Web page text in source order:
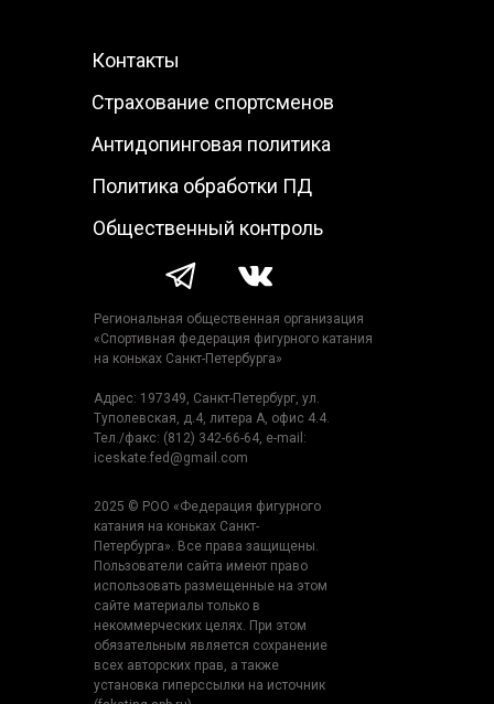
Страхование спортсменов
Антидопинговая политика
Общественный контроль
Контакты
Политика обработки ПД
Региональная общественная организация
«Спортивная федерация фигурного катания
на коньках Санкт-Петербурга»
Адрес: 197349, Санкт-Петербург, ул.
Туполевская, д.4, литера А, офис 4.4.
Тел./факс: (812) 342-66-64, e-mail:
iceskate.fed@gmail.com
2025 © РОО «Федерация фигурного
катания на коньках Санкт-
Петербурга». Все права защищены.
Пользователи сайта имеют право
использовать размещенные на этом
сайте материалы только в
некоммерческих целях. При этом
обязательным является сохранение
всех авторских прав, а также
установка гиперссылки на источник